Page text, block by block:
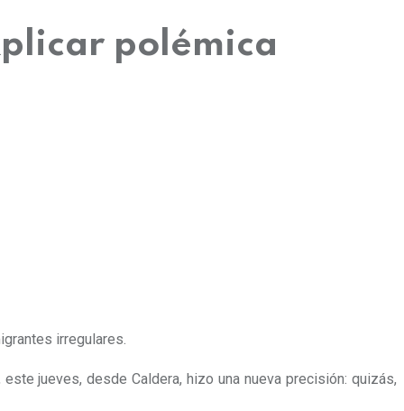
polémica
irregulares.
jueves, desde Caldera, hizo una nueva precisión: quizás,